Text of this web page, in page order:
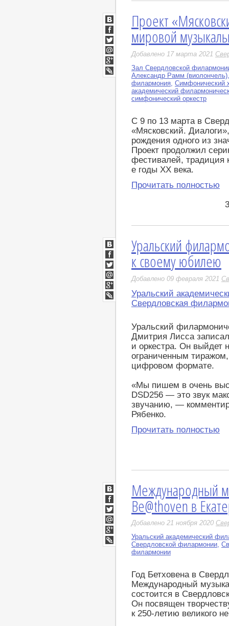
Проект
мировой
Добавлено 17 марта 2021
Зал Свердловской
Александр Рамм (виолончель)
филармония Симфонический
академический
симфонический оркестр
С 9 по 13 марта в
«Мясковский.
рождения одного из
Проект продолжил
фестивалей, традиция
е годы ХХ века.
Прочитать полностью
ВКонтакте
Facebook
Twitter
Мой
Мир
Google+
LiveJournal
Уральский
к своему юбилею
Добавлено 09 февраля 2021
Уральский
Свердловская
Уральский
Дмитрия Лисса
и оркестра. Он выйдет
ограниченным
цифровом формате.
«Мы пишем в очень
DSD256 — это звук
звучанию, —
Рябенко.
Прочитать полностью
ВКонтакте
Facebook
Twitter
Мой
Мир
Google+
LiveJournal
Международный
Be@thoven в
Добавлено 21 ноября 2020
Уральский академический
Свердловской филармонии,
филармонии
Год Бетховена в
Международный
состоится в
Он посвящен
к 250-летию великого
ВКонтакте
Facebook
Twitter
Мой
Мир
Google+
LiveJournal